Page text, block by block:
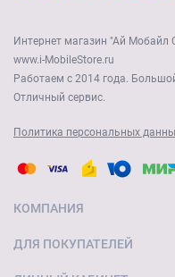
Интернет магазин "Ай Мобайл
www.i-MobileStore.ru
Работаем с 2014 года.
Отличный сервис.
Политика персональных
КОМПАНИЯ
ДЛЯ ПОКУПАТЕЛЕЙ